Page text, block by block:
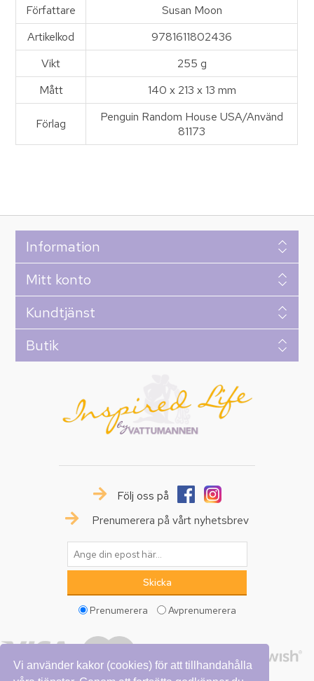
Vi använder kakor (cookies) för att tillhandahålla
Författare
Susan Moon
Artikelkod
9781611802436
Vikt
255 g
Mått
140 x 213 x 13 mm
Förlag
Penguin Random House USA/Använd
81173
Information
Mitt konto
Kundtjänst
Butik
Följ oss på
Prenumerera på vårt nyhetsbrev
Prenumerera Avprenumerera